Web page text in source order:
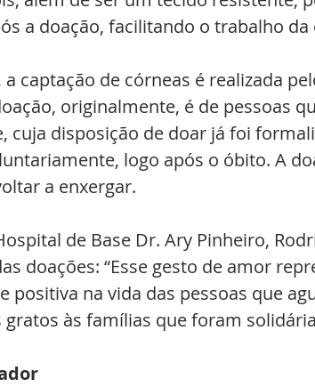
a doação, facilitando o trabalho
a captação de córneas é realizada
originalmente, é de pessoas
cuja disposição de doar já foi
logo após o óbito. A
a enxergar.
de Base Dr. Ary Pinheiro,
doações: “Esse gesto de amor
positiva na vida das pessoas que
gratos às famílias que foram